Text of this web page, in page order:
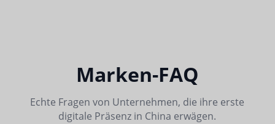
Marken-FAQ
Echte Fragen von Unternehmen, die ihre erste
digitale Präsenz in China erwägen.